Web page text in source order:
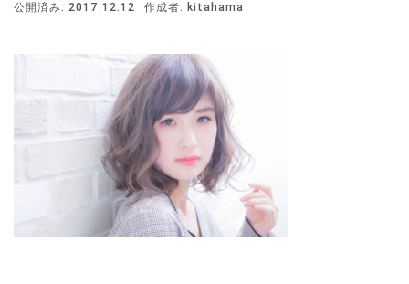
公開済み: 2017.12.12 作成者: kitahama